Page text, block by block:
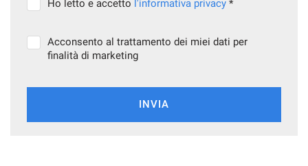
Ho letto e accetto l'informativa privacy *
Acconsento al trattamento dei miei dati per
finalità di marketing
INVIA